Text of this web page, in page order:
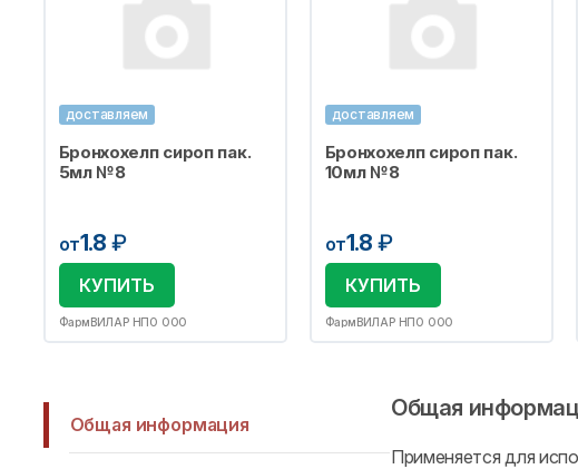
доставляем
Бронхохелп сироп пак.
5мл №8
от1.8 ₽
КУПИТЬ
ФармВИЛАР НПО ООО
доставляем
Бронхохелп сироп пак.
10мл №8
от1.8 ₽
КУПИТЬ
ФармВИЛАР НПО ООО
Общая информация
Общая
Применяется для